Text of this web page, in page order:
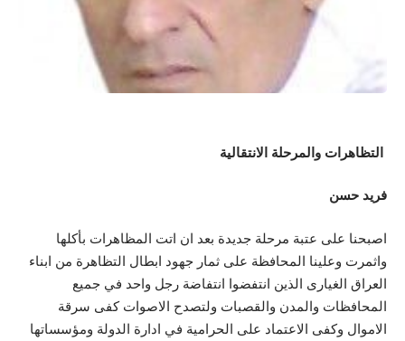
التظاهرات والمرحلة الانتقالية
فريد حسن
اصبحنا على عتبة مرحلة جديدة بعد ان اتت المظاهرات بأكلها
واثمرت وعلينا المحافظة على ثمار جهود ابطال التظاهرة من ابناء
العراق الغيارى الذين انتفضوا انتفاضة رجل واحد في جميع
المحافظات والمدن والقصبات ولتصدح الاصوات كفى سرقة
الاموال وكفى الاعتماد على الحرامية في ادارة الدولة ومؤسساتها